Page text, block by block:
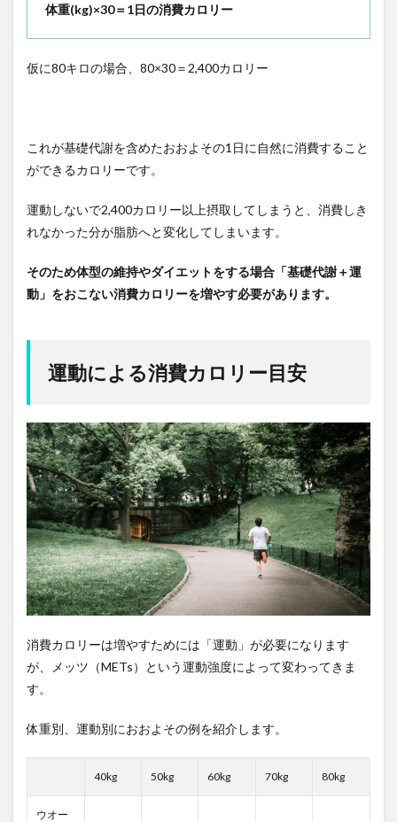
体重(kg)×30＝1日の消費カロリー
仮に80キロの場合、80×30＝2,400カロリー
これが基礎代謝を含めたおおよその1日に自然に消費すること
ができるカロリーです。
運動しないで2,400カロリー以上摂取してしまうと、消費しき
れなかった分が脂肪へと変化してしまいます。
そのため体型の維持やダイエットをする場合「基礎代謝＋運
動」をおこない消費カロリーを増やす必要があります。
運動による消費カロリー目安
消費カロリーは増やすためには「運動」が必要になります
が、メッツ（METs）という運動強度によって変わってきま
す。
体重別、運動別におおよその例を紹介します。
40kg 50kg 60kg 70kg 80kg
ウオー